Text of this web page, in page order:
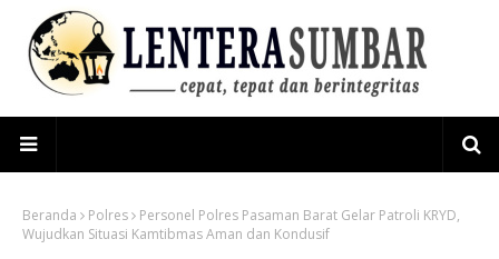
Beranda Polres
Personel Polres Pasaman Barat Gelar Patroli KRYD,
Wujudkan Situasi Kamtibmas Aman dan Kondusif